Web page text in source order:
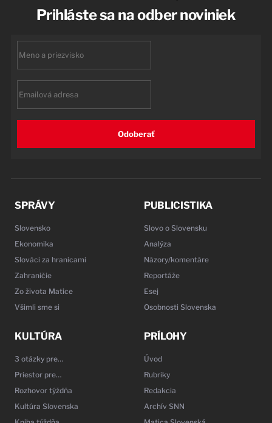
Prihláste sa na odber noviniek
Odoberať
SPRÁVY
Slovensko
Ekonomika
Slováci za hranicami
Zahraničie
Zo života Matice
Všimli sme si
PUBLICISTIKA
Slovo o Slovensku
Analýza
Názory/komentáre
Reportáže
Esej
Osobnosti Slovenska
KULTÚRA
3 otázky pre…
Priestor pre…
Rozhovor týždňa
Kultúra Slovenska
PRÍLOHY
Úvod
Rubriky
Redakcia
Archív SNN